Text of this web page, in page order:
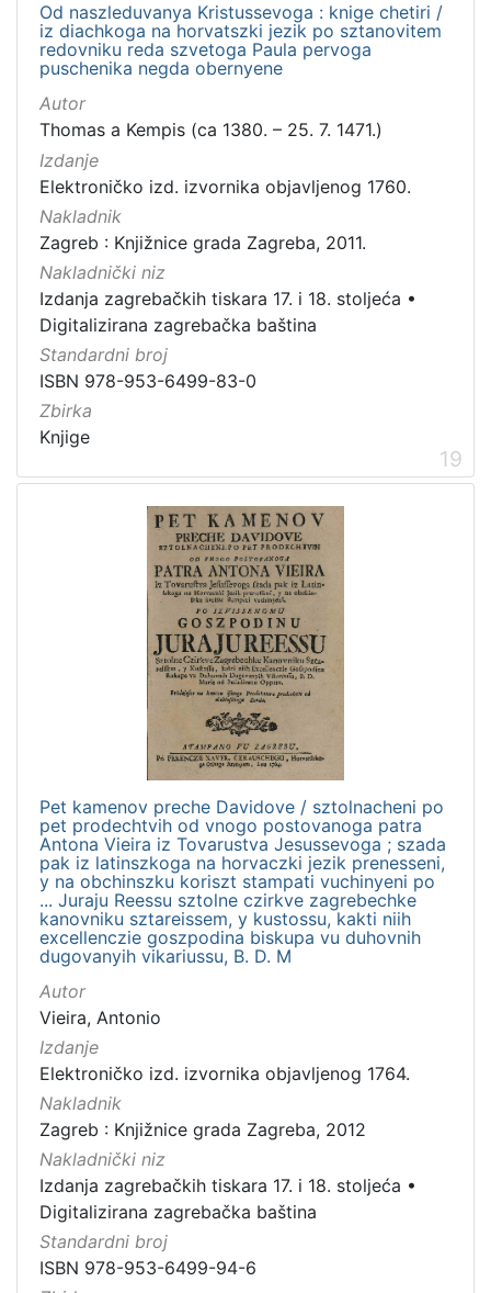
Od naszleduvanya Kristussevoga : knige chetiri /
iz diachkoga na horvatszki jezik po sztanovitem
redovniku reda szvetoga Paula pervoga
puschenika negda obernyene
Autor
Thomas a Kempis (ca 1380. – 25. 7. 1471.)
Izdanje
Elektroničko izd. izvornika objavljenog 1760.
Nakladnik
Zagreb : Knjižnice grada Zagreba, 2011.
Nakladnički niz
Izdanja zagrebačkih tiskara 17. i 18. stoljeća •
Digitalizirana zagrebačka baština
Standardni broj
ISBN 978-953-6499-83-0
Zbirka
Knjige
19
Pet kamenov preche Davidove / sztolnacheni po
pet prodechtvih od vnogo postovanoga patra
Antona Vieira iz Tovarustva Jesussevoga ; szada
pak iz latinszkoga na horvaczki jezik prenesseni,
y na obchinszku koriszt stampati vuchinyeni po
... Juraju Reessu sztolne czirkve zagrebechke
kanovniku sztareissem, y kustossu, kakti niih
excellenczie goszpodina biskupa vu duhovnih
dugovanyih vikariussu, B. D. M
Autor
Vieira, Antonio
Izdanje
Elektroničko izd. izvornika objavljenog 1764.
Nakladnik
Zagreb : Knjižnice grada Zagreba, 2012
Nakladnički niz
Izdanja zagrebačkih tiskara 17. i 18. stoljeća •
Digitalizirana zagrebačka baština
Standardni broj
ISBN 978-953-6499-94-6